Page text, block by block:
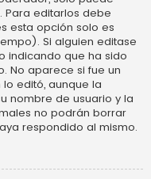
Para editarlos debe
esta opción solo es
Si alguien editase
indicando que ha sido
No aparece si fue un
editó, aunque la
nombre de usuario y la
no podrán borrar
respondido al mismo.